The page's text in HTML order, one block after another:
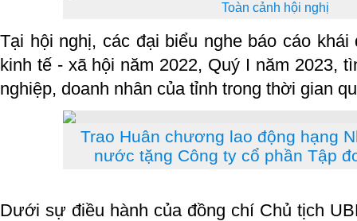
Toàn cảnh hội nghị
Tại hội nghị, các đại biểu nghe báo cáo
kinh tế - xã hội năm 2022, Quý I năm 2023,
nghiệp, doanh nhân của tỉnh trong thời gian
Trao Huân chương lao động hạng
nước tặng Công ty cổ phần Tập
Dưới sự điều hành của đồng chí Chủ tịch